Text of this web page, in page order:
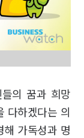
의 꿈과 희망
다하겠다는 의
가독성과 명